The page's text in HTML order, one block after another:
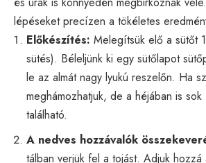
lépéseket precízen a tökéletes
Előkészítés: Melegítsük elő a sütőt
sütés). Béleljünk ki egy sütőlapot
le az almát nagy lyukú reszelőn. Ha
meghámozhatjuk, de a héjában is
található.
A nedves hozzávalók
tálban verjük fel a tojást. Adjuk hozzá